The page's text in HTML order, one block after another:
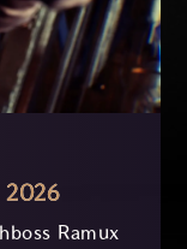
2026
Ramux